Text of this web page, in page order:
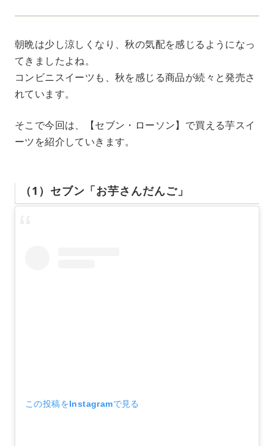
朝晩は少し涼しくなり、秋の気配を感じるようになっ
てきましたよね。
コンビニスイーツも、秋を感じる商品が続々と発売さ
れています。
そこで今回は、【セブン・ローソン】で買える芋スイ
ーツを紹介していきます。
（1）セブン「お芋さんだんご」
この投稿をInstagramで見る